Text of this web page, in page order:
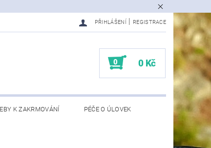
PŘIHLÁŠENÍ REGISTRACE
0 0 Kč
K ZAKRMOVÁNÍ PÉČE O ÚLOVEK